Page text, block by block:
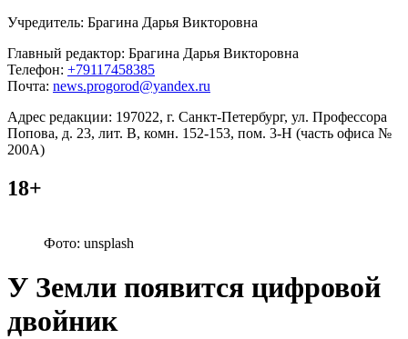
Учредитель: Брагина Дарья Викторовна
Главный редактор: Брагина Дарья Викторовна
Телефон: +79117458385
Почта: news.progorod@yandex.ru
Адрес редакции: 197022, г. Санкт-Петербург, ул. Профессора
Попова, д. 23, лит. В, комн. 152-153, пом. 3-Н (часть офиса №
200А)
18+
Фото: unsplash
У Земли появится цифровой
двойник